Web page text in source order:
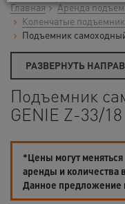
Главная Аренда
Коленчатые
Подъемник
РАЗВЕРНУТЬ
Подъемник
GENIE Z-33/
*Цены могут меняться
аренды и количества
Данное предложение